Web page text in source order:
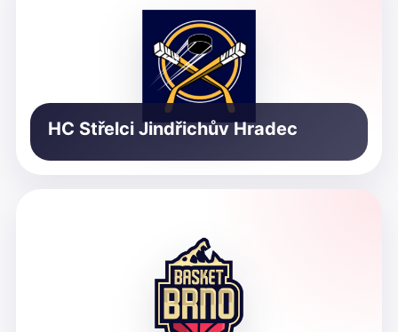
HC Střelci Jindřichův Hradec